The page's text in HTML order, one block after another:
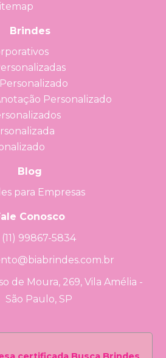
Brindes
Personalizado
Blog
para Empresas
Conosco
(11) 99867-5834
de Moura, 269, Vila Amélia -
São Paulo, SP